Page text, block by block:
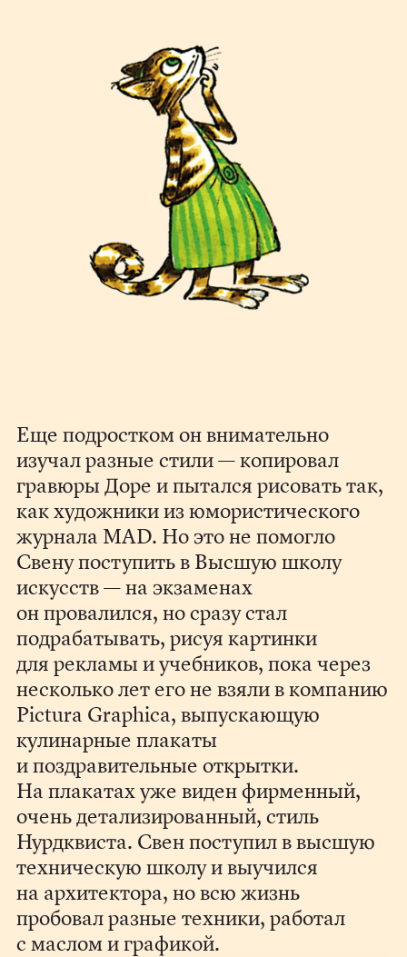
Еще подростком он внимательно
изучал разные стили — копировал
гравюры Доре и пытался рисовать так,
как художники из юмористического
журнала MAD. Но это не помогло
Свену поступить в Высшую школу
искусств — на экзаменах
он провалился, но сразу стал
подрабатывать, рисуя картинки
для рекламы и учебников, пока через
несколько лет его не взяли в компанию
Pictura Graphica, выпускающую
кулинарные плакаты
и поздравительные открытки.
На плакатах уже виден фирменный,
очень детализированный, стиль
Нурдквиста. Свен поступил в высшую
техническую школу и выучился
на архитектора, но всю жизнь
пробовал разные техники, работал
с маслом и графикой.